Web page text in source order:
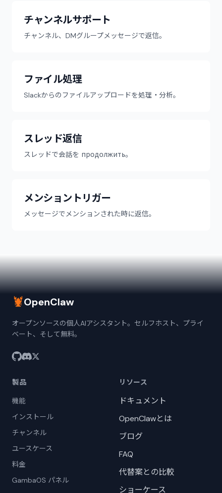
チャンネルサポート
チャンネル、DMグループメッセージで返信。
ファイル処理
Slackからのファイルアップロードを処理・分析。
スレッド返信
スレッドで会話を продолжить。
メンショントリガー
メッセージでメンションされた時に返信。
🦞OpenClaw
オープンソースの個人AIアシスタント。セルフホスト、プライ
ベート、そして無料。
製品
機能
インストール
チャンネル
ユースケース
料金
GambaOS パネル
リソース
ドキュメント
OpenClawとは
ブログ
FAQ
代替案との比較
ショーケース